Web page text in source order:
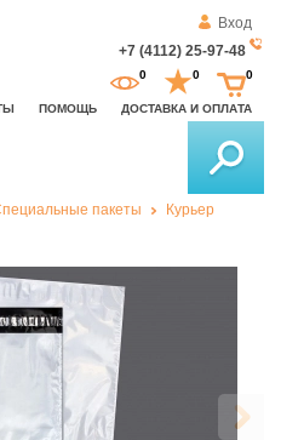
Вход
+7 (4112) 25-97-48
ПОМОЩЬ ДОСТАВКА И ОПЛАТА
0 0 0
пакеты
Курьер